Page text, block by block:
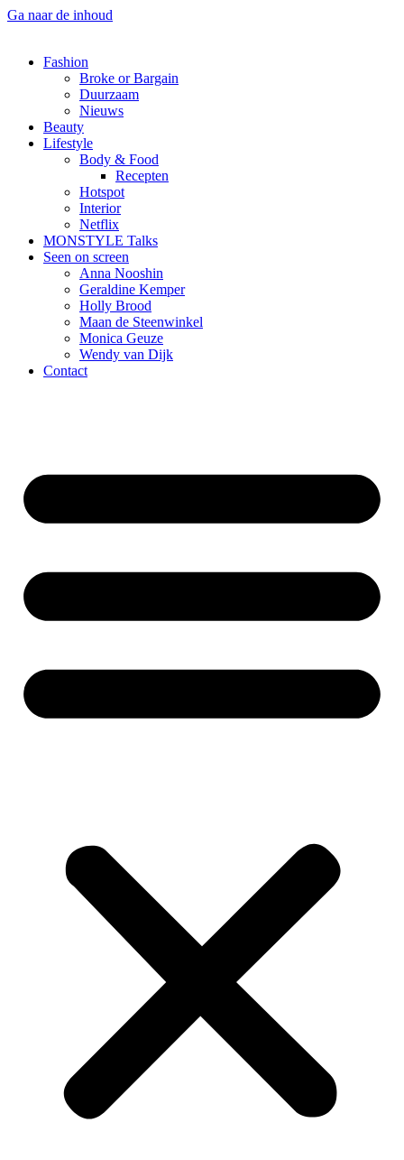
Ga naar de inhoud
Fashion
Broke or Bargain
Duurzaam
Nieuws
Beauty
Lifestyle
Body & Food
Recepten
Hotspot
Interior
Netflix
MONSTYLE Talks
Seen on screen
Anna Nooshin
Geraldine Kemper
Holly Brood
Maan de Steenwinkel
Monica Geuze
Wendy van Dijk
Contact